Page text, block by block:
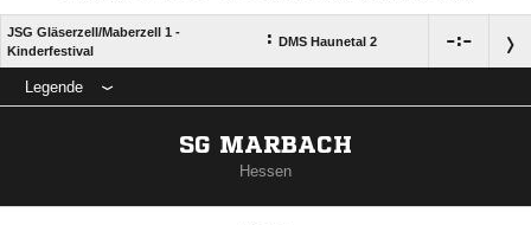
JSG Gläserzell/​Maberzell 1 -
Kinderfestival
: DMS Haunetal 2 :
Legende
SG MARBACH
Hessen